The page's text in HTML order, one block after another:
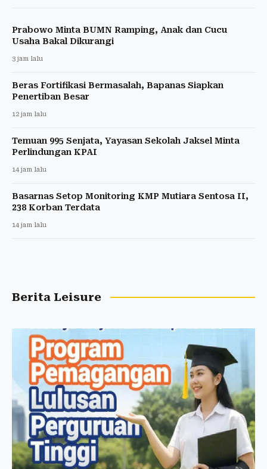
Prabowo Minta BUMN Ramping, Anak dan Cucu
Usaha Bakal Dikurangi
3 jam lalu
Beras Fortifikasi Bermasalah, Bapanas Siapkan
Penertiban Besar
12 jam lalu
Temuan 995 Senjata, Yayasan Sekolah Jaksel Minta
Perlindungan KPAI
14 jam lalu
Basarnas Setop Monitoring KMP Mutiara Sentosa II,
238 Korban Terdata
14 jam lalu
Berita Leisure